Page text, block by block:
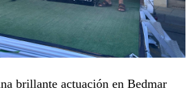
brillante actuación en Bedmar